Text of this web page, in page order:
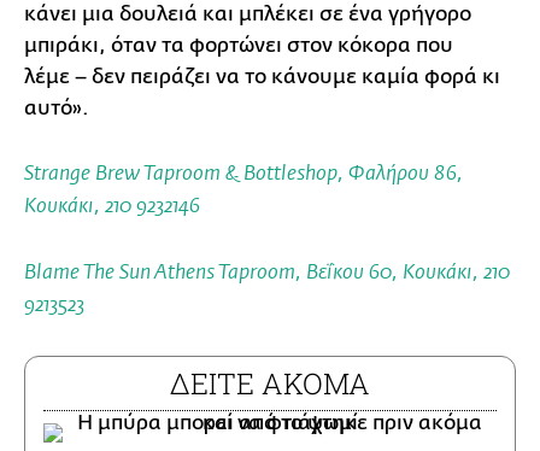
κάνει μια δουλειά και μπλέκει σε ένα γρήγορο
μπιράκι, όταν τα φορτώνει στον κόκορα που
λέμε – δεν πειράζει να το κάνουμε καμία φορά κι
αυτό».
Strange Brew Taproom & Bottleshop, Φαλήρου 86,
Κουκάκι, 210 9232146
Blame The Sun Athens Taproom, Βεΐκου 60, Κουκάκι, 210
9213523
ΔΕΙΤΕ ΑΚΟΜΑ